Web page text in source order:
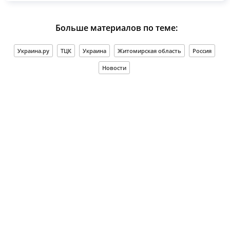
Больше материалов по теме:
Украина.ру ТЦК Украина Житомирская область Россия
Новости